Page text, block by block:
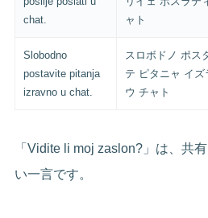
chat.
ャト
Slobodno
postavite pitanja
izravno u chat.
スロボドノ ポス
テ ピタニャ イズ
ウ チャト
「Vidite li moj zaslon?」は、共
い一言です。